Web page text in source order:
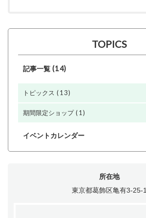
TOPICS
記事一覧 (14)
トピックス (13)
期間限定ショップ(1)
イベントカレンダー
所在地
東京都葛飾区亀有3-25-1